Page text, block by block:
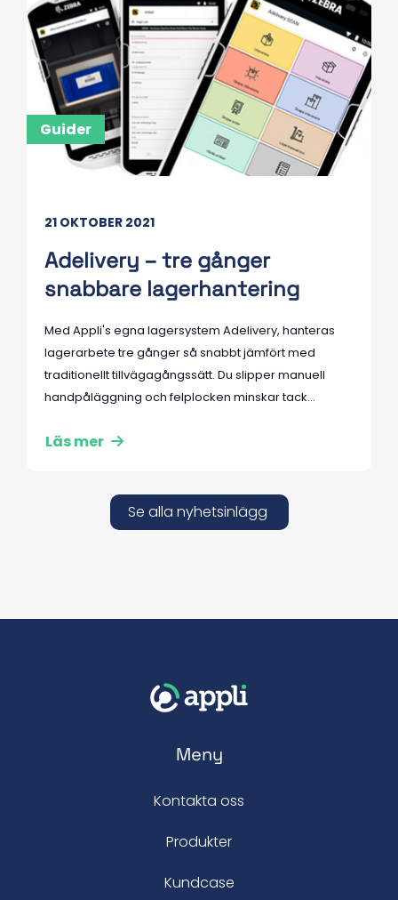
Guider
21 OKTOBER 2021
Adelivery – tre gånger
snabbare lagerhantering
Med Appli's egna lagersystem Adelivery, hanteras
lagerarbete tre gånger så snabbt jämfört med
traditionellt tillvägagångssätt. Du slipper manuell
handpåläggning och felplocken minskar tack...
Läs mer
Se alla nyhetsinlägg
Meny
Kontakta oss
Produkter
Kundcase